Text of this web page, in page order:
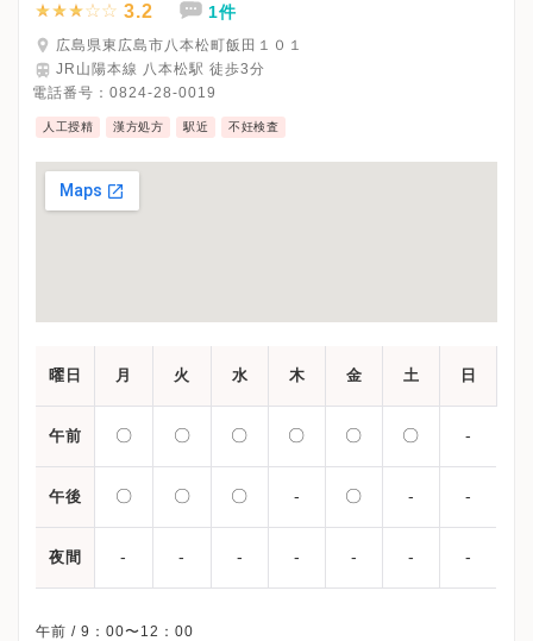
3.2 1件
広島県東広島市八本松町飯田１０１
JR山陽本線 八本松駅 徒歩3分
電話番号： 0824-28-0019
人工授精 漢方処方 駅近 不妊検査
曜日 月 火 水 木 金 土 日
午前 〇 〇 〇 〇 〇 〇 -
午後 〇 〇 〇 - 〇 - -
夜間 - - - - - - -
午前 / 9：00〜12：00